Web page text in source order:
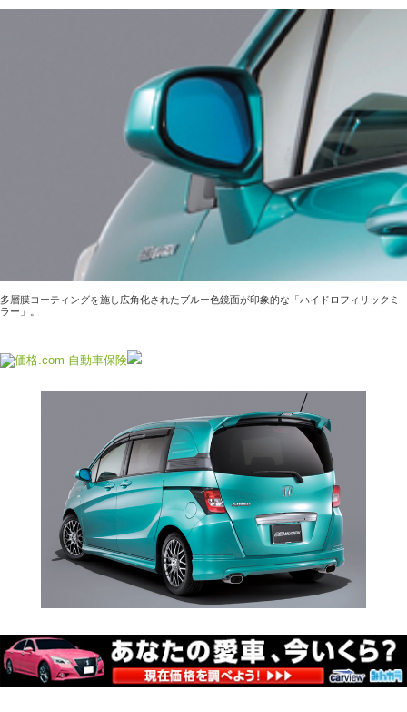
多層膜コーティングを施し広角化されたブルー色鏡面が印象的な「ハイドロフィリックミ
ラー」。